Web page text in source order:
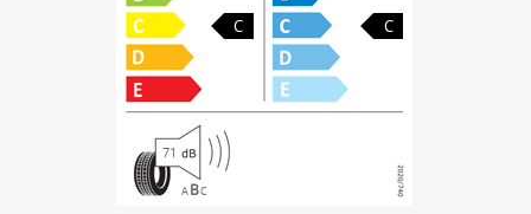
C C
71
A BC